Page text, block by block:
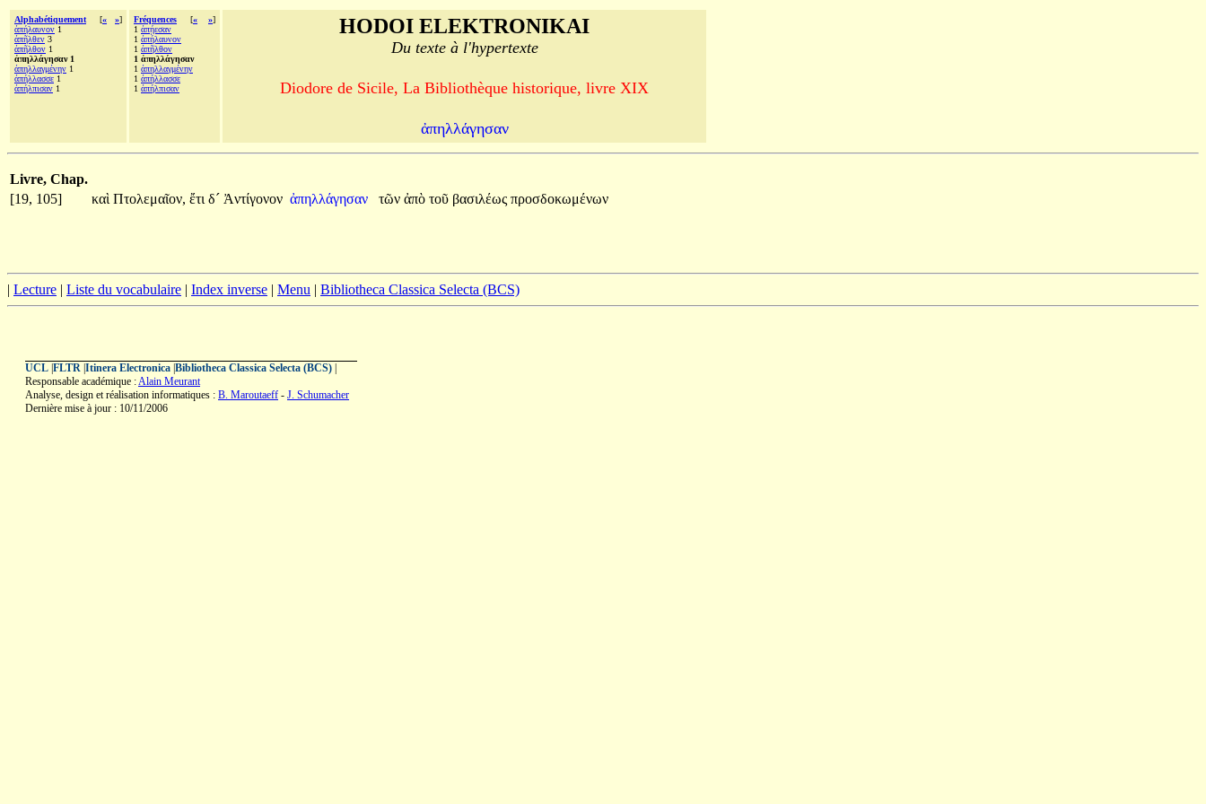
Alphabétiquement [« »]
ἀπήλαυνον 1
ἀπῆλθεν 3
ἀπῆλθον 1
ἀπηλλάγησαν 1
ἀπηλλαγμένην 1
ἀπήλλασσε 1
ἀπήλπισαν 1
Fréquences [« »]
1 ἀπῄεσαν
1 ἀπήλαυνον
1 ἀπῆλθον
1 ἀπηλλάγησαν
1 ἀπηλλαγμένην
1 ἀπήλλασσε
1 ἀπήλπισαν
HODOI ELEKTRONIKAI
Du texte à l'hypertexte
Diodore de Sicile, La Bibliothèque historique, livre XIX
ἀπηλλάγησαν
Livre, Chap.
[19, 105]
καὶ Πτολεμαῖον, ἔτι δ´ Ἀντίγονον ἀπηλλάγησαν τῶν ἀπὸ τοῦ βασιλέως προσδοκωμένων
| Lecture | Liste du vocabulaire | Index inverse | Menu | Bibliotheca Classica Selecta (BCS)
UCL FLTR Itinera Electronica Bibliotheca Classica Selecta (BCS)
Responsable académique :Alain Meurant
Analyse, design et réalisation informatiques : B. Maroutaeff - J. Schumacher
Dernière mise à jour : 10/11/2006